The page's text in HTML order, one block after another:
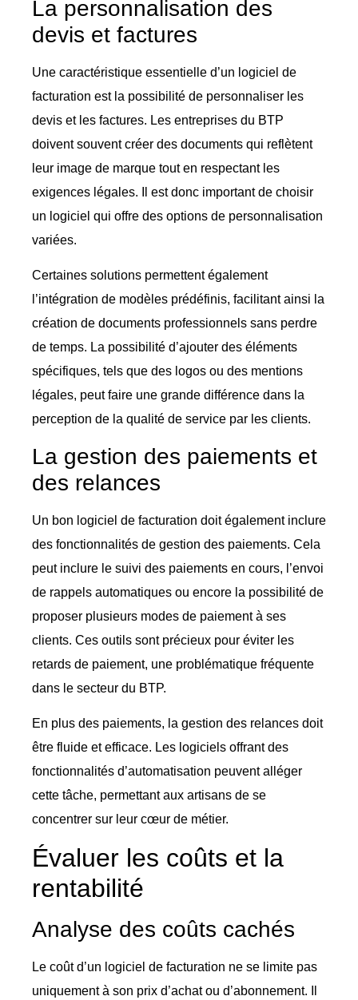
La personnalisation des
devis et factures
Une caractéristique essentielle d’un logiciel de
facturation est la possibilité de personnaliser les
devis et les factures. Les entreprises du BTP
doivent souvent créer des documents qui reflètent
leur image de marque tout en respectant les
exigences légales. Il est donc important de choisir
un logiciel qui offre des options de personnalisation
variées.
Certaines solutions permettent également
l’intégration de modèles prédéfinis, facilitant ainsi la
création de documents professionnels sans perdre
de temps. La possibilité d’ajouter des éléments
spécifiques, tels que des logos ou des mentions
légales, peut faire une grande différence dans la
perception de la qualité de service par les clients.
La gestion des paiements et
des relances
Un bon logiciel de facturation doit également inclure
des fonctionnalités de gestion des paiements. Cela
peut inclure le suivi des paiements en cours, l’envoi
de rappels automatiques ou encore la possibilité de
proposer plusieurs modes de paiement à ses
clients. Ces outils sont précieux pour éviter les
retards de paiement, une problématique fréquente
dans le secteur du BTP.
En plus des paiements, la gestion des relances doit
être fluide et efficace. Les logiciels offrant des
fonctionnalités d’automatisation peuvent alléger
cette tâche, permettant aux artisans de se
concentrer sur leur cœur de métier.
Évaluer les coûts et la
rentabilité
Analyse des coûts cachés
Le coût d’un logiciel de facturation ne se limite pas
uniquement à son prix d’achat ou d’abonnement. Il